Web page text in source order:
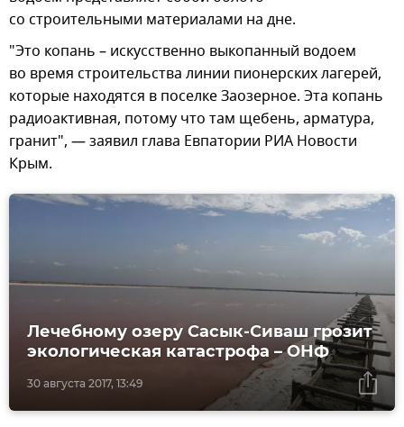
со строительными материалами на дне.
"Это копань – искусственно выкопанный водоем
во время строительства линии пионерских лагерей,
которые находятся в поселке Заозерное. Эта копань
радиоактивная, потому что там щебень, арматура,
гранит", — заявил глава Евпатории РИА Новости
Крым.
30 августа 2017, 13:49
Лечебному озеру Сасык-Сиваш грозит
экологическая катастрофа – ОНФ